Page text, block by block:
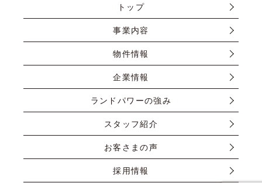
トップ
事業内容
物件情報
企業情報
ランドパワーの強み
スタッフ紹介
お客さまの声
採用情報